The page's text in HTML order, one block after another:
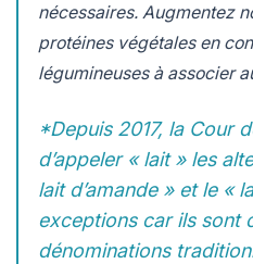
nécessaires. Augmentez
protéines végétales en
légumineuses à associer
*Depuis 2017, la Cour
d’appeler « lait » les
lait d’amande » et le «
exceptions car ils sont
dénominations